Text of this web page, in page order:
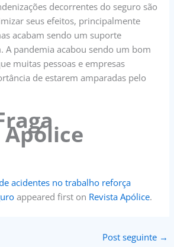
decorrentes do seguro são
seus efeitos, principalmente
acabam sendo um suporte
A pandemia acabou sendo um bom
muitas pessoas e empresas
de estarem amparadas pelo
Apólice
acidentes no trabalho reforça
appeared first on Revista Apólice.
Post seguinte →